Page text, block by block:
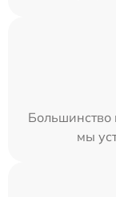
Большинство
мы